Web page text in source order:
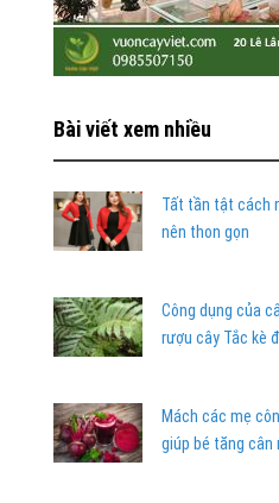
Bài viết xem nhiều
Tất tần tật cách
nên thon gọn
Công dụng của
rượu cây Tắc kè
Mách các mẹ
giúp bé tăng cân